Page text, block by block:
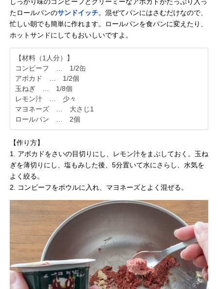
しっかり味のコンビーフとクリーミーなアボカドがたっぷり入っ
たロールパンのサンドイッチ。混ぜてパンにはさむだけなので、
忙しい朝でも簡単に作れます。ロールパンを食パンに変えたり、
ホットサンドにしてもおいしいですよ。
【材料（1人分）】
コンビーフ … 1/2缶
アボカド … 1/2個
玉ねぎ … 1/8個
レモン汁 … 少々
マヨネーズ … 大さじ1
ロールパン … 2個
【作り方】
1. アボカドをさいの目切りにし、レモン汁をまぶしておく。玉ね
ぎを薄切りにし、塩もみした後、5分置いて水にさらし、水気を
よく絞る。
2. コンビーフをボウルに入れ、マヨネーズとよく混ぜる。